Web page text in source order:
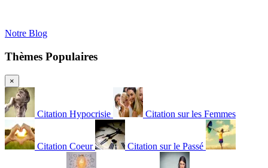
Notre Blog
Thèmes Populaires
×
Citation Hypocrisie Citation sur les Femmes
Citation Coeur Citation sur le Passé